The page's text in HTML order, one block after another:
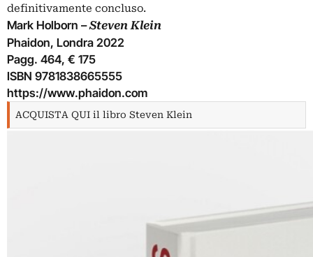
definitivamente concluso.
Mark Holborn –Steven Klein
Phaidon, Londra 2022
Pagg. 464, € 175
ISBN 9781838665555
https://www.phaidon.com
ACQUISTA QUI il libro Steven Klein